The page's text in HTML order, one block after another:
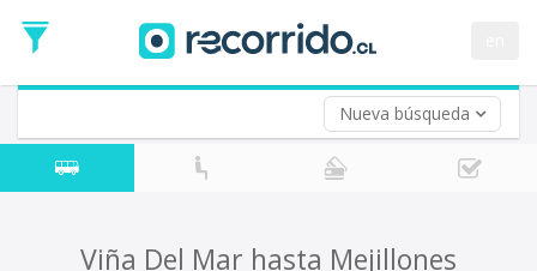
Nueva búsqueda
de
Ida
Vuelta (opcional)
Fecha
de
Viña Del Mar hasta Mejillones